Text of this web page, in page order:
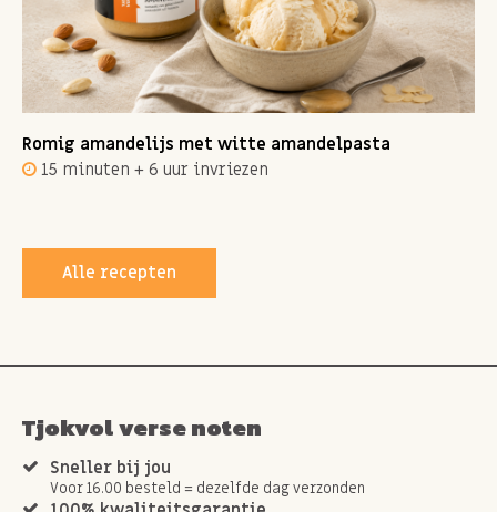
Romig amandelijs met witte amandelpasta
15 minuten + 6 uur invriezen
Alle recepten
Tjokvol verse noten
Sneller bij jou
Voor 16.00 besteld = dezelfde dag verzonden